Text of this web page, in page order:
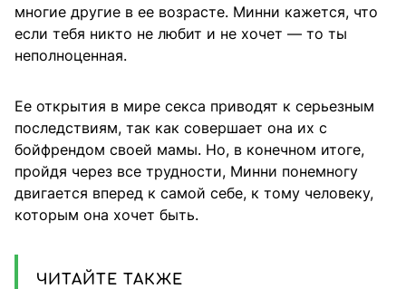
многие другие в ее возрасте. Минни кажется, что
если тебя никто не любит и не хочет — то ты
неполноценная.
Ее открытия в мире секса приводят к серьезным
последствиям, так как совершает она их с
бойфрендом своей мамы. Но, в конечном итоге,
пройдя через все трудности, Минни понемногу
двигается вперед к самой себе, к тому человеку,
которым она хочет быть.
ЧИТАЙТЕ ТАКЖЕ